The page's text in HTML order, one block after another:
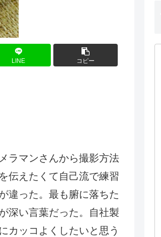
LINE コピー
ラマンさんから撮影方法
伝えたくて自己流で練習
違った。最も腑に落ちた
深い言葉だった。自社製
カッコよくしたいと思う